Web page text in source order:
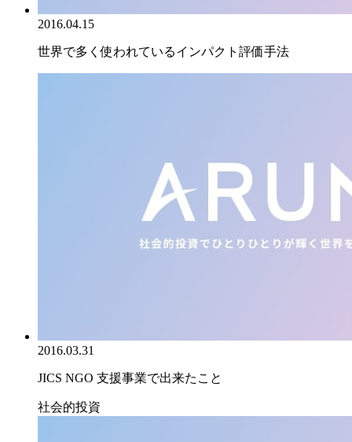
2016.04.15
世界で多く使われているインパクト評価手法
2016.03.31
JICS NGO 支援事業で出来たこと
社会的投資